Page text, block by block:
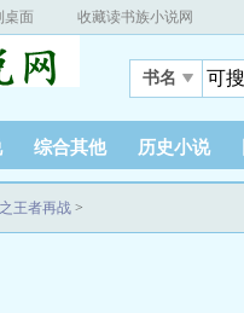
桌面 收藏读书族小说网
书名
综合其他 历史小说
王者再战 >